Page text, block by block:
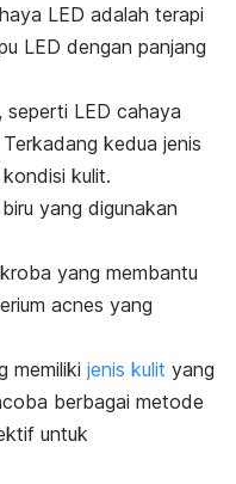
LED adalah terapi
LED dengan panjang
seperti LED cahaya
kedua jenis
kulit.
yang digunakan
yang membantu
acnes yang
memiliki jenis kulit yang
berbagai metode
untuk